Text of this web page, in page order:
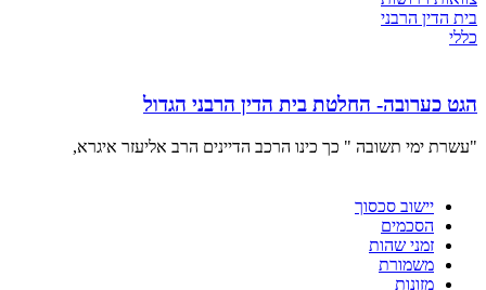
בית הדין הרבני
כללי
הגט כערובה- החלטת בית הדין הרבני הגדול
"עשרת ימי תשובה " כך כינו הרכב הדיינים הרב אליעזר איגרא,
יישוב סכסוך
הסכמים
זמני שהות
משמורת
מזונות